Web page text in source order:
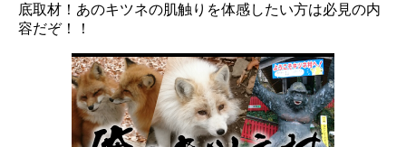
底取材！あのキツネの肌触りを体感したい方は必見の内
容だぞ！！